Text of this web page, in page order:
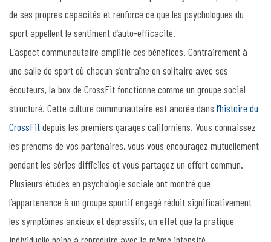
de ses propres capacités et renforce ce que les psychologues du
sport appellent le sentiment d’auto-efficacité.
L’aspect communautaire amplifie ces bénéfices. Contrairement à
une salle de sport où chacun s’entraîne en solitaire avec ses
écouteurs, la box de CrossFit fonctionne comme un groupe social
structuré. Cette culture communautaire est ancrée dans l’histoire du
CrossFitdepuis les premiers garages californiens. Vous connaissez
les prénoms de vos partenaires, vous vous encouragez mutuellement
pendant les séries difficiles et vous partagez un effort commun.
Plusieurs études en psychologie sociale ont montré que
l’appartenance à un groupe sportif engagé réduit significativement
les symptômes anxieux et dépressifs, un effet que la pratique